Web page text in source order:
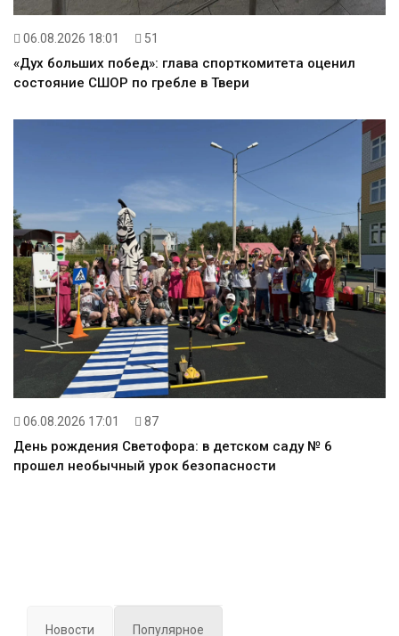
06.08.2026 18:01 51
«Дух больших побед»: глава спорткомитета оценил
состояние СШОР по гребле в Твери
06.08.2026 17:01 87
День рождения Светофора: в детском саду № 6
прошел необычный урок безопасности
Новости Популярное